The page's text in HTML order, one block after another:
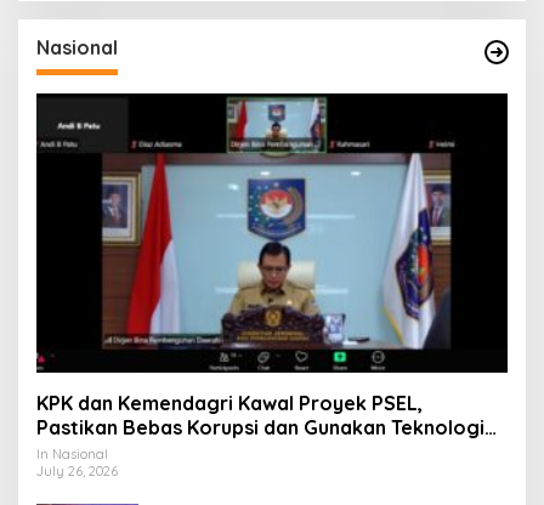
Nasional
KPK dan Kemendagri Kawal Proyek PSEL,
Pastikan Bebas Korupsi dan Gunakan Teknologi
Ramah Lingkungan
In Nasional
July 26, 2026